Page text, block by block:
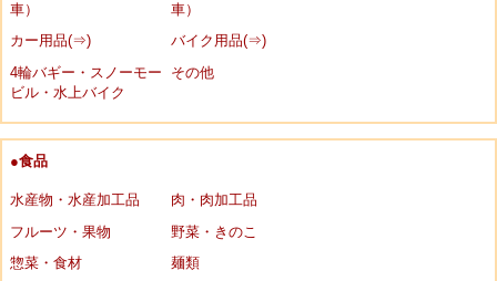
車）
車）
カー用品(⇒)
バイク用品(⇒)
4輪バギー・スノーモー
ビル・水上バイク
その他
●食品
水産物・水産加工品
肉・肉加工品
フルーツ・果物
野菜・きのこ
惣菜・食材
麺類